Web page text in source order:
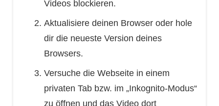
Videos blockieren.
Aktualisiere deinen Browser oder hole
dir die neueste Version deines
Browsers.
Versuche die Webseite in einem
privaten Tab bzw. im „Inkognito-Modus“
zu öffnen und das Video dort